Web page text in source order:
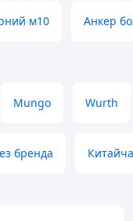
змішувачів у
на всі 100%.
носика в
м10 Анкер
Mungo Wurth
бренда Китайча